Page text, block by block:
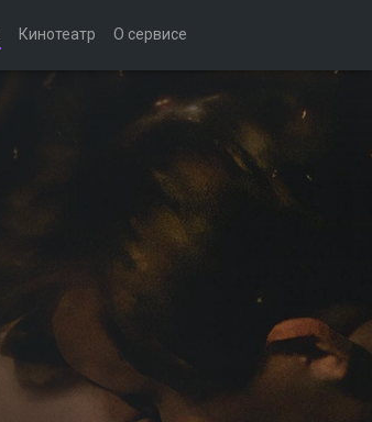
Кинотеатр О сервисе